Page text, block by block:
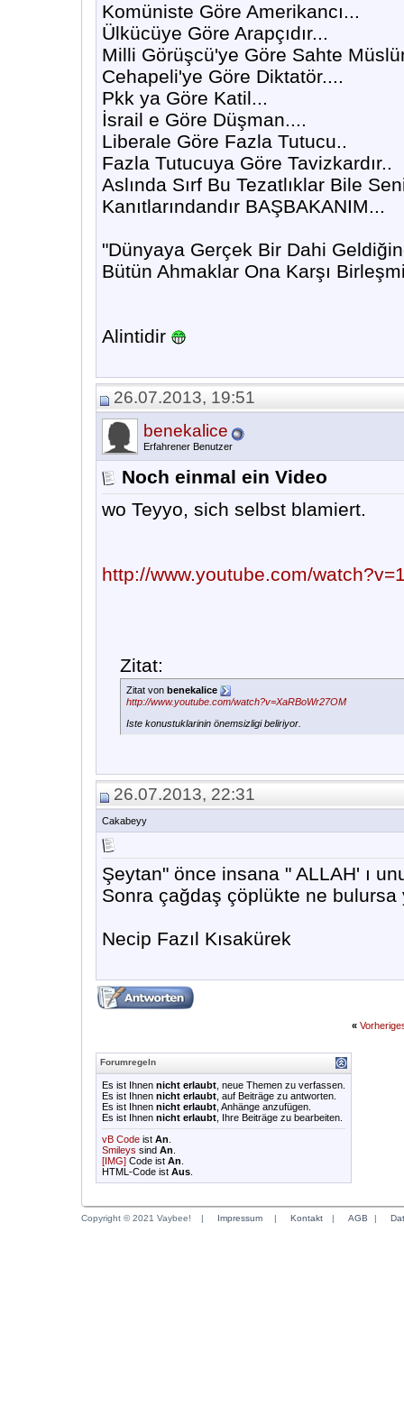
Komüniste Göre Amerikancı...
Ülkücüye Göre Arapçıdır...
Milli Görüşcü'ye Göre Sahte
Cehapeli'ye Göre Diktatör....
Pkk ya Göre Katil...
İsrail e Göre Düşman....
Liberale Göre Fazla Tutucu..
Fazla Tutucuya Göre Tavizkardır..
Aslında Sırf Bu Tezatlıklar Bile
Kanıtlarındandır BAŞBAKANIM...
"Dünyaya Gerçek Bir Dahi
Bütün Ahmaklar Ona Karşı
Alintidir
26.07.2013, 19:51
benekalice
Erfahrener Benutzer
Noch einmal ein Video
wo Teyyo, sich selbst blamiert.
http://www.youtube.com/
Zitat:
Zitat von benekalice
http://www.youtube.com/watch?v=XaRBoWr27OM
Iste konustuklarinin önemsizligi beliriyor.
26.07.2013, 22:31
Cakabeyy
Şeytan" önce insana " ALLAH' ı
Sonra çağdaş çöplükte ne bulursa
Necip Fazıl Kısakürek
«
Forumregeln
Es ist Ihnen nicht erlaubt , neue Themen zu verfassen.
Es ist Ihnen nicht erlaubt , auf Beiträge zu antworten.
Es ist Ihnen nicht erlaubt , Anhänge anzufügen.
Es ist Ihnen nicht erlaubt , Ihre Beiträge zu bearbeiten.
vB Code ist An
Smileys sind An
[IMG] Code ist An
HTML-Code ist Aus
Copyright © 2021 Vaybee! | Impressum | Kontakt | AGB |